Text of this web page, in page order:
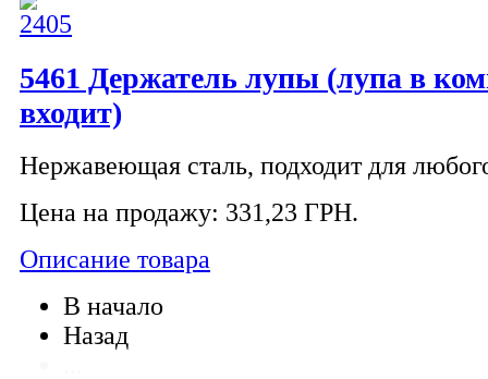
5461 Держатель лупы (лупа в
входит)
Нержавеющая сталь, подходит для
Цена на продажу: 331,23 ГРН.
Описание товара
В начало
Назад